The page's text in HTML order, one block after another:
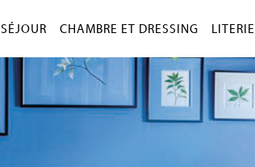
SÉJOUR CHAMBRE ET DRESSING LITERIE